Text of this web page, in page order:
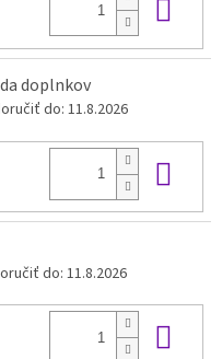
doplnkov
do:11.8.2026
do:11.8.2026